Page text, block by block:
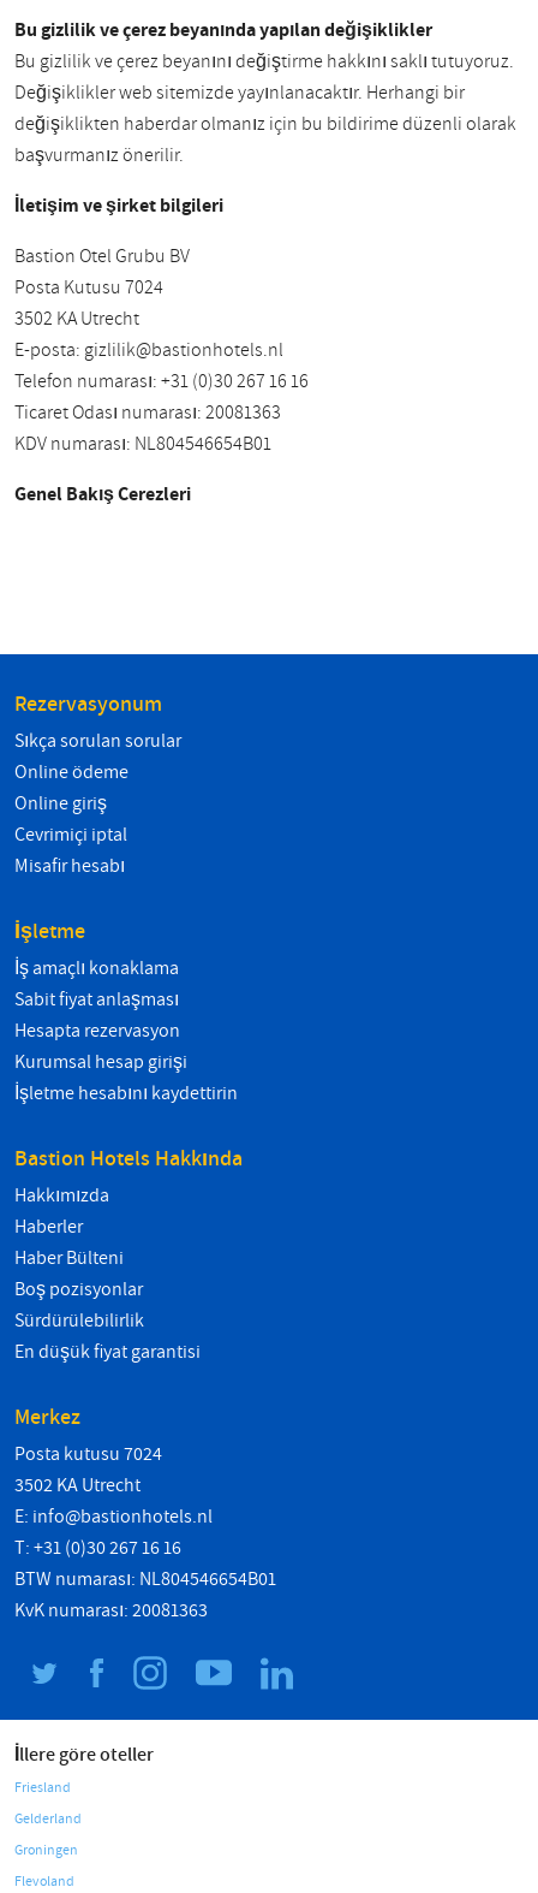
Bu gizlilik ve çerez beyanında yapılan değişiklikler
Bu gizlilik ve çerez beyanını değiştirme hakkını saklı tutuyoruz.
Değişiklikler web sitemizde yayınlanacaktır. Herhangi bir
değişiklikten haberdar olmanız için bu bildirime düzenli olarak
başvurmanız önerilir.
İletişim ve şirket bilgileri
Bastion Otel Grubu BV
Posta Kutusu 7024
3502 KA Utrecht
E-posta: gizlilik@bastionhotels.nl
Telefon numarası: +31 (0)30 267 16 16
Ticaret Odası numarası: 20081363
KDV numarası: NL804546654B01
Genel Bakış Çerezleri
Rezervasyonum
Sıkça sorulan sorular
Online ödeme
Online giriş
Çevrimiçi iptal
Misafir hesabı
İşletme
İş amaçlı konaklama
Sabit fiyat anlaşması
Hesapta rezervasyon
Kurumsal hesap girişi
İşletme hesabını kaydettirin
Bastion Hotels Hakkında
Hakkımızda
Haberler
Haber Bülteni
Boş pozisyonlar
Sürdürülebilirlik
En düşük fiyat garantisi
Merkez
Posta kutusu 7024
3502 KA Utrecht
E: info@bastionhotels.nl
T: +31 (0)30 267 16 16
BTW numarası: NL804546654B01
KvK numarası: 20081363
İllere göre oteller
Friesland
Gelderland
Groningen
Flevoland